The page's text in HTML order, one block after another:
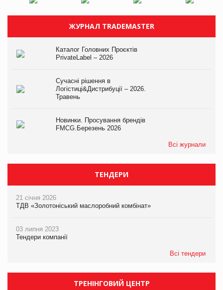
ЖУРНАЛ TRADEMASTER
Каталог Головних Проєктів
PrivateLabel – 2026
Сучасні рішення в
Логістиці&Дистрибуції – 2026.
Травень
Новинки. Просування брендів
FMCG.Березень 2026
Всі журнали
ТЕНДЕРИ
21 січня 2026
ТДВ «Золотоніський маслоробний комбінат»
03 липня 2023
Тендери компанії
Всі тендери
ТРЕНІНГОВИЙ ЦЕНТР